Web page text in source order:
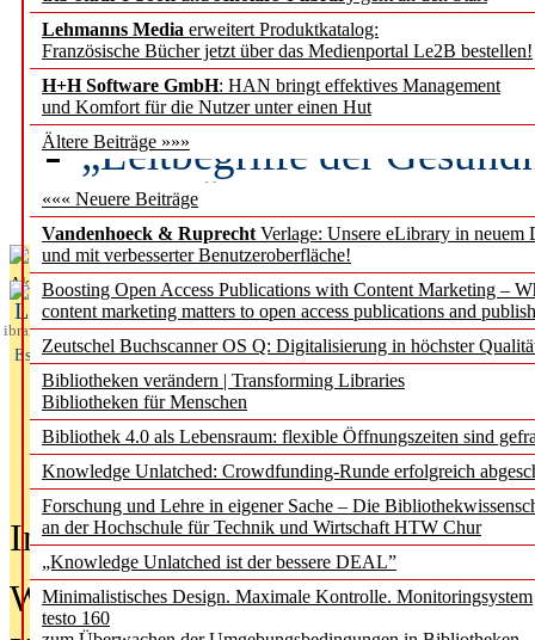
Lehmanns Media erweitert Produktkatalog:
Französische Bücher jetzt über das Medienportal Le2B bestellen!
H+H Software GmbH: HAN bringt effektives Management
und Komfort für die Nutzer unter einen Hut
Ältere Beiträge »»»
««« Neuere Beiträge
Vandenhoeck & Ruprecht Verlage: Unsere eLibrary in neuem
und mit verbesserter Benutzeroberfläche!
Boosting Open Access Publications with Content Marketing –
content marketing matters to open access publications and
Zeutschel Buchscanner OS Q: Digitalisierung in höchster
Bibliotheken verändern | Transforming Libraries
Bibliotheken für Menschen
Bibliothek 4.0 als Lebensraum: flexible Öffnungszeiten sind
Knowledge Unlatched: Crowdfunding-Runde erfolgreich
Forschung und Lehre in eigener Sache – Die
an der Hochschule für Technik und Wirtschaft HTW Chur
„Knowledge Unlatched ist der bessere DEAL”
Minimalistisches Design. Maximale Kontrolle. Monitoringsystem
testo 160
Künstliche Intelligenz
besser zu verstehen
„Leitbegriffe der
des BIÖG erscheinen
Aktuelles aus
L
ibrary
Essentials
In der Ausgabe06/2026(August
Was Hochschul­bibliotheken von